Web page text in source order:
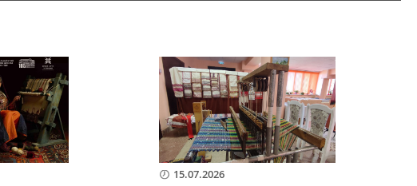
15.07.2026